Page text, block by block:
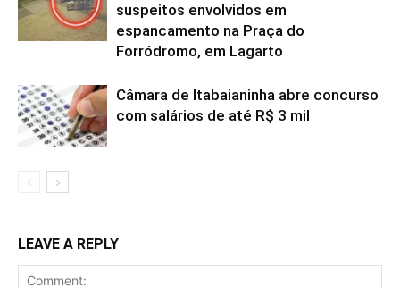
suspeitos envolvidos em
espancamento na Praça do
Forródromo, em Lagarto
Câmara de Itabaianinha abre concurso
com salários de até R$ 3 mil
LEAVE A REPLY